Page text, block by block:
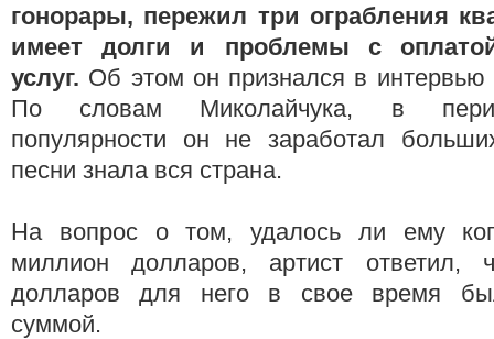
гонорары, пережил три ограбления
имеет долги и проблемы с
услуг. Об этом он признался в
По словам Миколайчука, в
популярности он не заработал
песни знала вся страна.
На вопрос о том, удалось ли ему
миллион долларов, артист ответил,
долларов для него в свое время
суммой.